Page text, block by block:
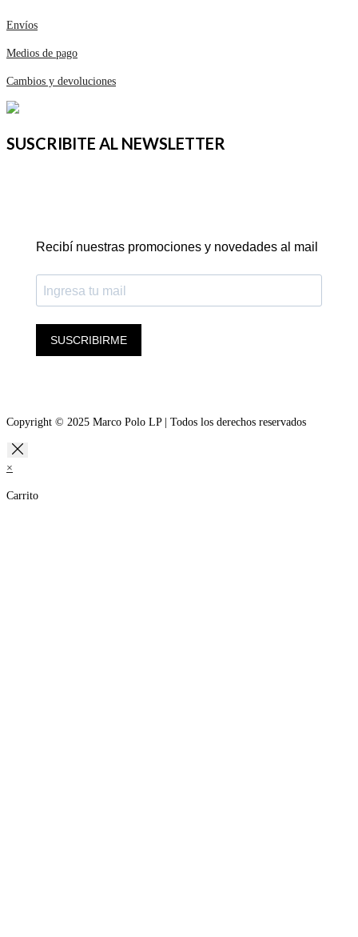
Envíos
Medios de pago
Cambios y devoluciones
SUSCRIBITE AL NEWSLETTER
Recibí nuestras promociones y novedades al mail
SUSCRIBIRME
Copyright © 2025 Marco Polo LP | Todos los derechos reservados
×
Carrito